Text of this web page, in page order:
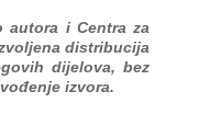
autora i Centra za
distribucija
dijelova, bez
izvora.